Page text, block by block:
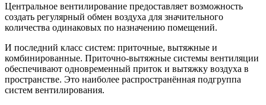
Центральное вентилирование предоставляет возможность
создать регулярный обмен воздуха для значительного
количества одинаковых по назначению помещений.
И последний класс систем: приточные, вытяжные и
комбинированные. Приточно-вытяжные системы вентиляции
обеспечивают одновременный приток и вытяжку воздуха в
пространстве. Это наиболее распространённая подгруппа
систем вентилирования.